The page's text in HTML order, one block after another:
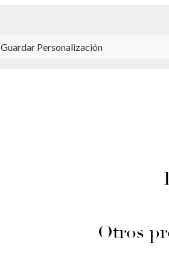
Guardar Personalización
Otros